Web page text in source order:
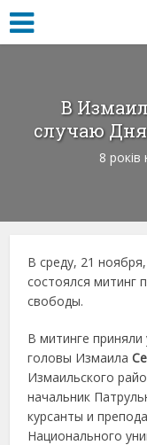
В
случаю Дня
8 років
В среду, 21
состоялся митинг
свободы.
В митинге приняли
головы Измаила
Измаильского
начальник
курсанты и
Национального